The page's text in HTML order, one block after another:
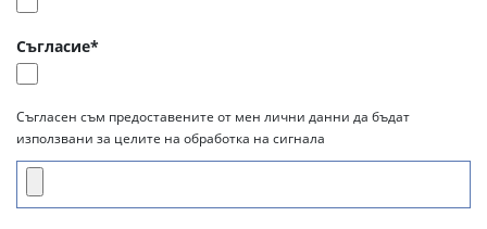
Съгласие*
Съгласен съм предоставените от мен лични данни да бъдат
използвани за целите на обработка на сигнала